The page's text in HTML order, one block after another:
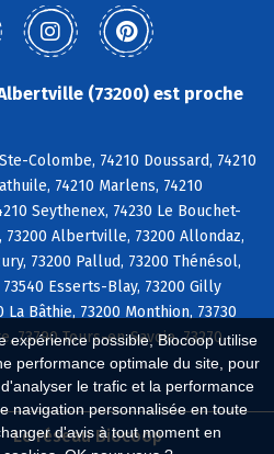
expérience possible, Biocoop utilise
performance optimale du site, pour
le trafic et la performance
navigation personnalisée en toute
d'avis à tout moment en
(73200) est proche
Colombe, 74210 Doussard, 74210
74210 Marlens, 74210
Seythenex, 74230 Le Bouchet-
73200 Albertville, 73200 Allondaz,
73200 Pallud, 73200 Thénésol,
Esserts-Blay, 73200 Gilly
Bâthie, 73200 Monthion, 73730
73790 Tours-en-Savoie, 73270
Le réseau Biocoop